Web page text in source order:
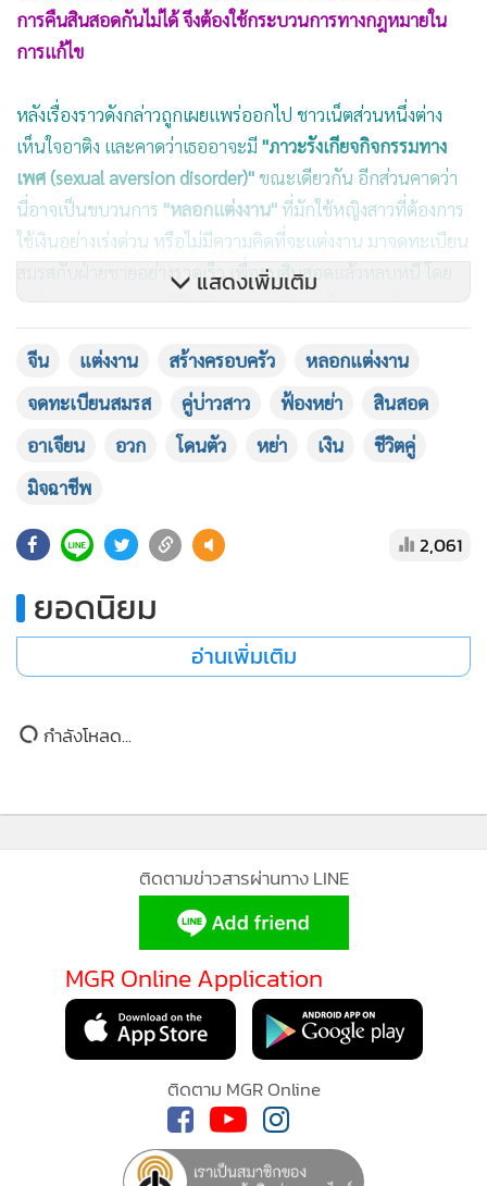
นั้น ไม่ควรที่จะมาเรียกร้องให้ทางฝ่ายหญิงเป็นผู้รับผิดชอบ
ทั้งหมด
ทั้งนี้ อาติงยินยอมที่จะหย่า แต่เนื่องจากทั้งสองฝ่ายตกลงเรื่อง
การคืนสินสอดกันไม่ได้ จึงต้องใช้กระบวนการทางกฎหมายใน
การแก้ไข
หลังเรื่องราวดังกล่าวถูกเผยแพร่ออกไป ชาวเน็ตส่วนหนึ่งต่าง
เห็นใจอาติง และคาดว่าเธออาจะมี"ภาวะรังเกียจกิจกรรมทาง
เพศ (sexual aversion disorder)"ขณะเดียวกัน อีกส่วนคาดว่า
นี่อาจเป็นขบวนการ"หลอกแต่งงาน"ที่มักใช้หญิงสาวที่ต้องการ
ใช้เงินอย่างเร่งด่วน หรือไม่มีความคิดที่จะแต่งงาน มาจดทะเบียน
สมรสกับฝ่ายชายอย่างรวดเร็ว เพื่อฮุบสินสอดแล้วหลบหนี โดย
เหยื่อบางรายบอกว่า มีผู้หญิงบางคนเพิ่งหย่าในตอนเช้า พอตอน
บ่ายก็ไปจดทะเบียนกับชายคนใหม่แล้ว
ที่มา :
結婚近2年從未同房！人妻一親密就發抖嘔吐 背
後竟扯出婚介騙婚黑幕
แสดงเพิ่มเติม
จีน แต่งงาน
จดทะเบียนสมรส
คู่บ่าวสาว
มิจฉาชีพ
2,061
ยอดนิยม
ติดตามข่าวสารผ่านทาง LINE
MGR Online Application
MGR Online ใช้คุกกี้ (Cookies)
MGR Online ใช้คุกกี้ เพื่อจัดการข้อมูลส่วนบุคคลเพื่อนำเ
ประสบการณ์คอนเทนต์ที่ดีที่สุดให้กับผู้อ่านบนเว็บไซต์ แ
รับทราบ